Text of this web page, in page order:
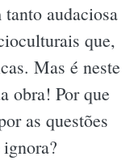
audaciosa
que,
Mas é neste
obra! Por que
as questões